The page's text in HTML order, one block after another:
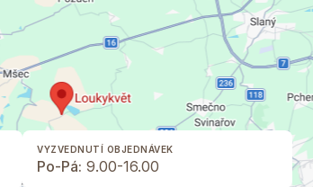
VYZVEDNUTÍ OBJEDNÁVEK
Po-Pá: 9.00-16.00